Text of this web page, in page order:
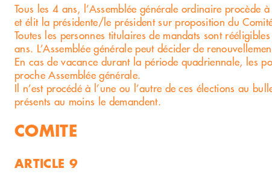
Tous les 4 ans, l’Assemblée générale ordinaire procède
et élit la présidente/le président sur proposition du
Toutes les personnes titulaires de mandats sont
ans. L’Assemblée générale peut décider de
En cas de vacance durant la période quadriennale, les
proche Assemblée générale.
Il n’est procédé à l’une ou l’autre de ces élections au
présents au moins le demandent.
COMITE
ARTICLE 9